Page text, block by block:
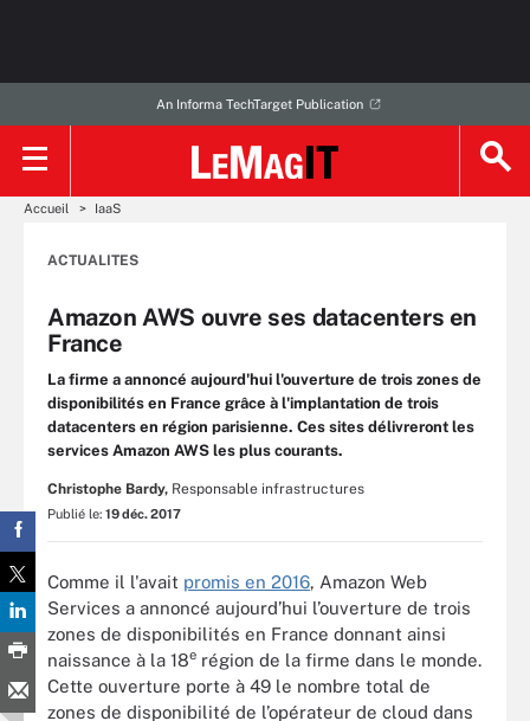
An Informa TechTarget Publication
Accueil IaaS
ACTUALITES
Amazon AWS ouvre ses datacenters en
France
La firme a annoncé aujourd'hui l'ouverture de trois zones de
disponibilités en France grâce à l'implantation de trois
datacenters en région parisienne. Ces sites délivreront les
services Amazon AWS les plus courants.
Christophe Bardy, Responsable infrastructures
Publié le: 19 déc. 2017
Comme il l'avait promis en 2016, Amazon Web
Services a annoncé aujourd’hui l’ouverture de trois
zones de disponibilités en France donnant ainsi
naissance à la 18e région de la firme dans le monde.
Cette ouverture porte à 49 le nombre total de
zones de disponibilité de l’opérateur de cloud dans